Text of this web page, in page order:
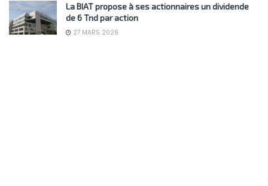
La BIAT propose à ses actionnaires un dividende
de 6 Tnd par action
27 MARS 2026